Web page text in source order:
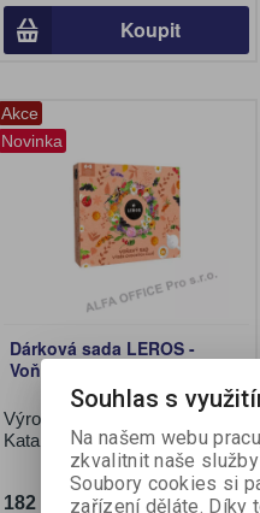
Koupit
Akce
Novinka
Dárková sada LEROS -
Voňavý sad
Výrobce:
Katalogové číslo:721617
182 Kč (bez DPH:)
Souhlas s
Na našem webu
zkvalitnit naše
Soubory cookies si
zařízení děláte. Díky